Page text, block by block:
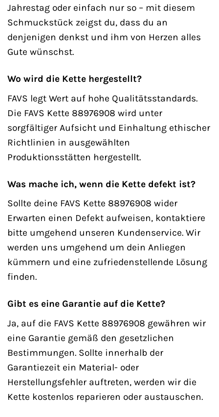
Jahrestag oder einfach nur so – mit diesem
Schmuckstück zeigst du, dass du an
denjenigen denkst und ihm von Herzen alles
Gute wünschst.
Wo wird die Kette hergestellt?
FAVS legt Wert auf hohe Qualitätsstandards.
Die FAVS Kette 88976908 wird unter
sorgfältiger Aufsicht und Einhaltung ethischer
Richtlinien in ausgewählten
Produktionsstätten hergestellt.
Was mache ich, wenn die Kette defekt ist?
Sollte deine FAVS Kette 88976908 wider
Erwarten einen Defekt aufweisen, kontaktiere
bitte umgehend unseren Kundenservice. Wir
werden uns umgehend um dein Anliegen
kümmern und eine zufriedenstellende Lösung
finden.
Gibt es eine Garantie auf die Kette?
Ja, auf die FAVS Kette 88976908 gewähren wir
eine Garantie gemäß den gesetzlichen
Bestimmungen. Sollte innerhalb der
Garantiezeit ein Material- oder
Herstellungsfehler auftreten, werden wir die
Kette kostenlos reparieren oder austauschen.